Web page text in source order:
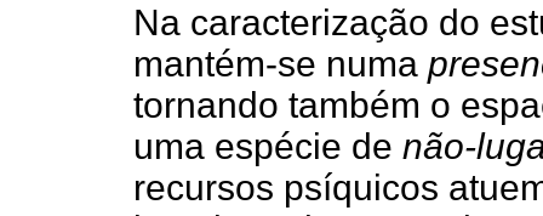
Na caracterização do
mantém-se numa
tornando também o
uma espécie de não-
recursos psíquicos